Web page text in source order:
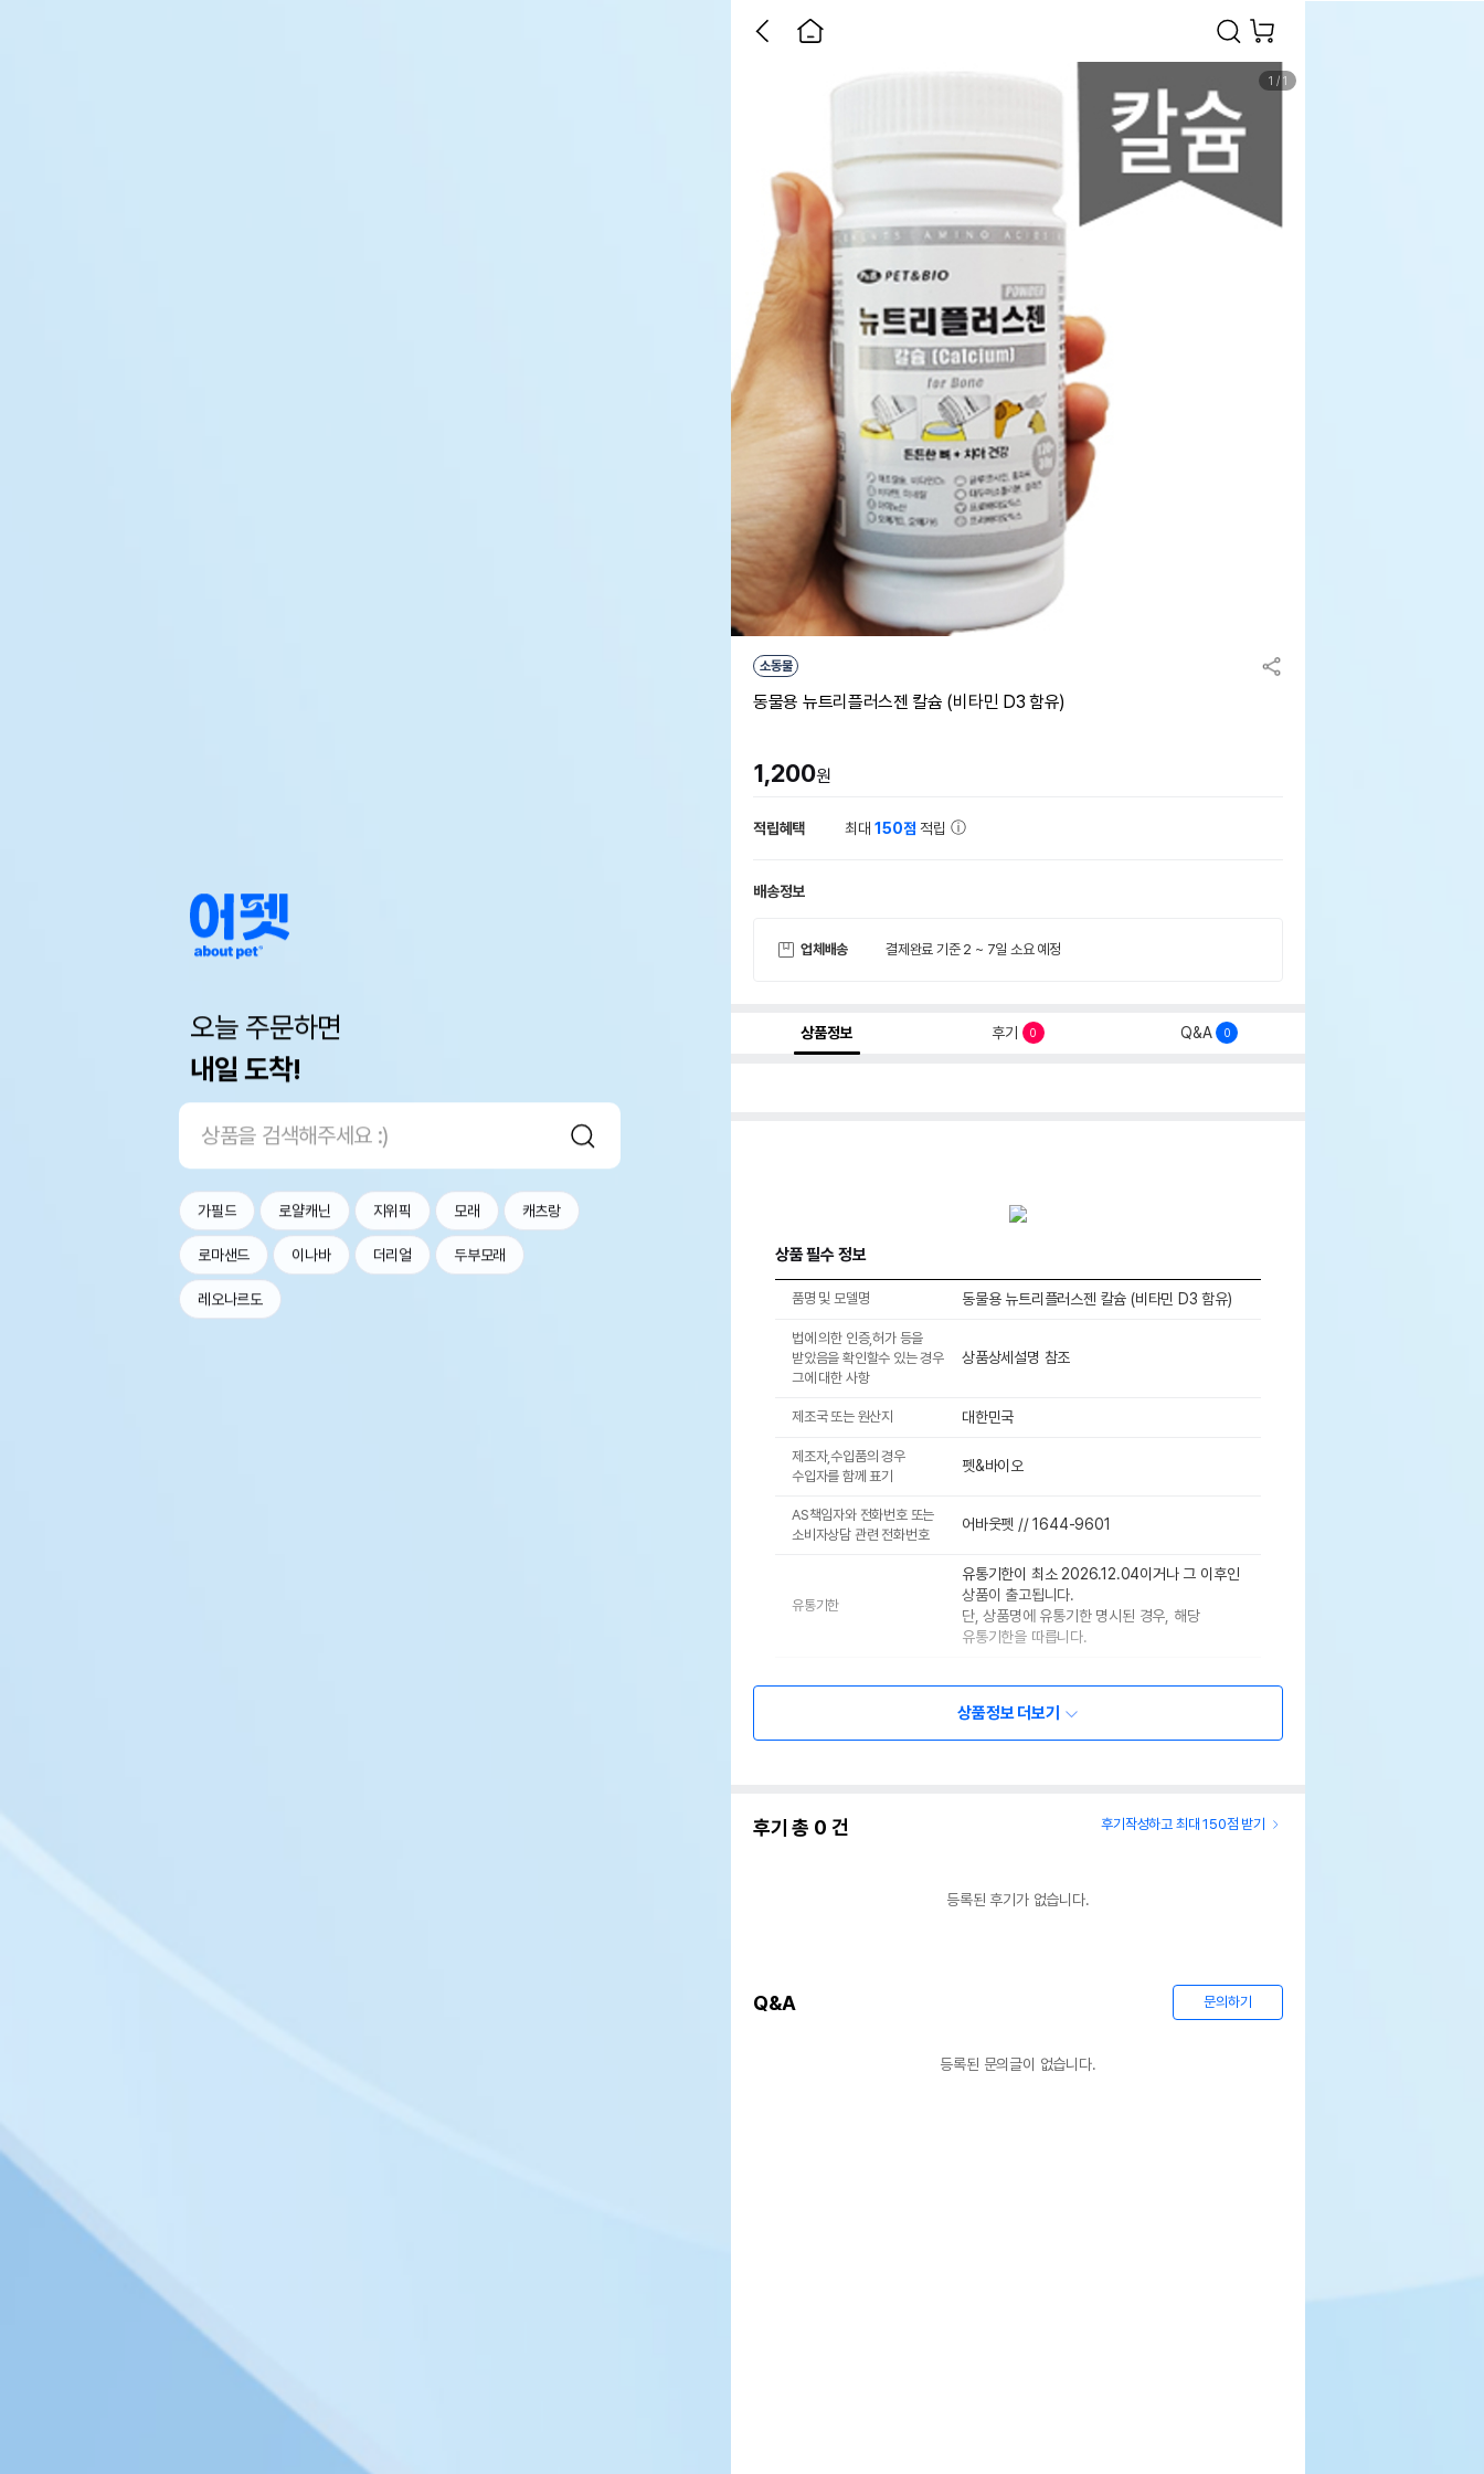
오늘 주문하면
내일 도착!
가필드 로얄캐닌 지위픽 모래 캐츠랑
로마샌드 이나바 더리얼 두부모래
레오나르도
1 / 1
소동물
동물용 뉴트리플러스젠 칼슘 (비타민 D3 함유)
1,200원
적립혜택 최대150점 적립
배송정보
업체배송 결제완료 기준 2 ~ 7일 소요 예정
상품정보 후기 0 Q&A 0
상품 필수 정보
품명 및 모델명 동물용 뉴트리플러스젠 칼슘 (비타민 D3 함유)
법에 의한 인증,허가 등을
받았음을 확인할수 있는 경우
그에 대한 사항
상품상세설명 참조
제조국 또는 원산지 대한민국
제조자,수입품의 경우
수입자를 함께 표기
펫&바이오
AS책임자와 전화번호 또는
소비자상담 관련 전화번호
어바웃펫 // 1644-9601
유통기한
유통기한이 최소 2026.12.04이거나 그 이후인
상품이 출고됩니다.
단, 상품명에 유통기한 명시된 경우, 해당
유통기한을 따릅니다.
상품정보 더보기
후기 총 0 건 후기작성하고 최대 150점 받기
등록된 후기가 없습니다.
Q&A 문의하기
등록된 문의글이 없습니다.